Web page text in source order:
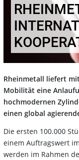
Rheinmetall liefert
Mobilität eine
hochmodernen
einen global
Die ersten 100.000
einem Auftragswert
werden im Rahmen